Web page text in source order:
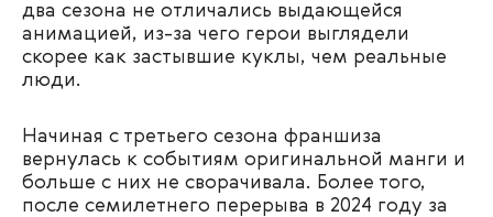
два сезона не отличались выдающейся
анимацией, из-за чего герои выглядели
скорее как застывшие куклы, чем реальные
люди.
Начиная с третьего сезона франшиза
вернулась к событиям оригинальной манги и
больше с них не сворачивала. Более того,
после семилетнего перерыва в 2024 году за